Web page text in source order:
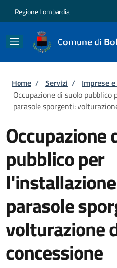
Regione Lombardia
Comune di
Briciole di pane
Home / Servizi / Imprese
Occupazione di suolo
parasole sporgenti:
Occupazione
pubblico per
parasole
volturazione
concessione